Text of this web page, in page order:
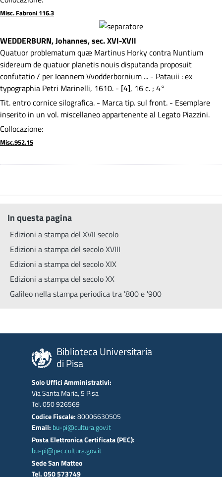
Misc. Fabroni 116.3
WEDDERBURN, Johannes, sec. XVI-XVII
Quatuor problematum quæ Martinus Horky contra Nuntium
sidereum de quatuor planetis nouis disputanda proposuit
confutatio / per Ioannem Vvodderbornium ... - Patauii : ex
typographia Petri Marinelli, 1610. - [4], 16 c. ; 4°
Tit. entro cornice silografica. - Marca tip. sul front. - Esemplare
inserito in un vol. miscellaneo appartenente al Legato Piazzini.
Collocazione:
Misc.952.15
In questa pagina
Edizioni a stampa del XVII secolo
Edizioni a stampa del secolo XVIII
Edizioni a stampa del secolo XIX
Edizioni a stampa del secolo XX
Galileo nella stampa periodica tra '800 e '900
Biblioteca Universitaria
di Pisa
Solo Uffici Amministrativi:
Via Santa Maria, 5 Pisa
Tel. 050 926569
Codice Fiscale:80006630505
Email: bu-pi@cultura.gov.it
Posta Elettronica Certificata (PEC):
bu-pi@pec.cultura.gov.it
Sede San Matteo
Tel. 050 573749